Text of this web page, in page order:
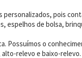
pois
espelhos de bolsa,
Possuímos o
relevo e baixo-relevo.